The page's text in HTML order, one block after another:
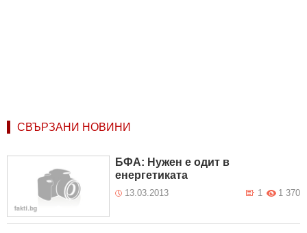
СВЪРЗАНИ НОВИНИ
БФА: Нужен е одит в
енергетиката
13.03.2013 1 370
1